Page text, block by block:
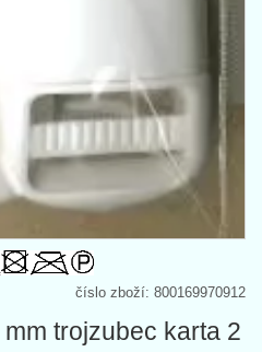
číslo zboží: 800169970912
trojzubec karta 2